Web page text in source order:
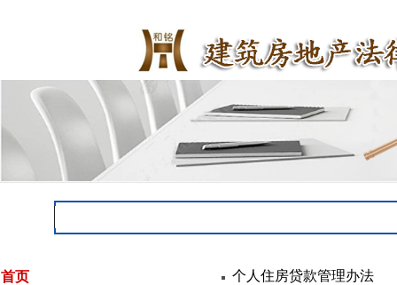
首页 个人住房贷款管理办法